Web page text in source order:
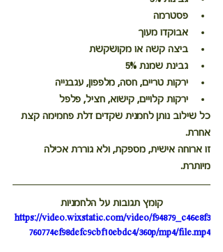
פסטרמה
אבוקדו מעוך
ביצה קשה או מקושקשת
גבינת שמנת 5%
ירקות טריים, חסה, מלפפון, עגבנייה
ירקות קלויים, קישוא, חציל, פלפל
כל שילוב נותן לחמנית שקדים דלת פחמימה קצת
אחרת.
זו ארוחה אישית, מספקת, ולא גוררת אכילה
מיותרת.
קומץ תגובות על הלחמניות
https://video.wixstatic.com/video/f94879_c46e8f3
760774ef98defc9cbf10ebdc4/360p/mp4/file.mp4